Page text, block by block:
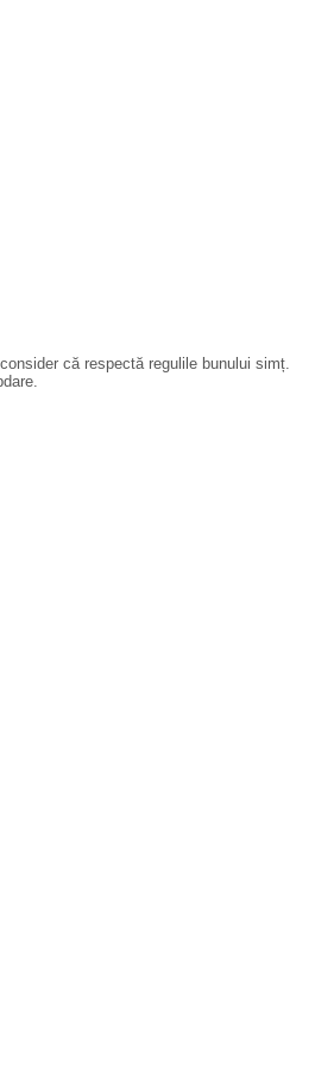
că respectă regulile bunului simț.